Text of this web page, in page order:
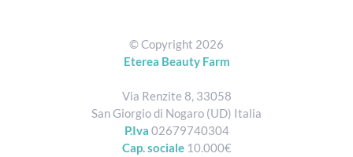
© Copyright 2026
Eterea Beauty Farm
Via Renzite 8, 33058
San Giorgio di Nogaro (UD) Italia
P.Iva 02679740304
Cap. sociale10.000€